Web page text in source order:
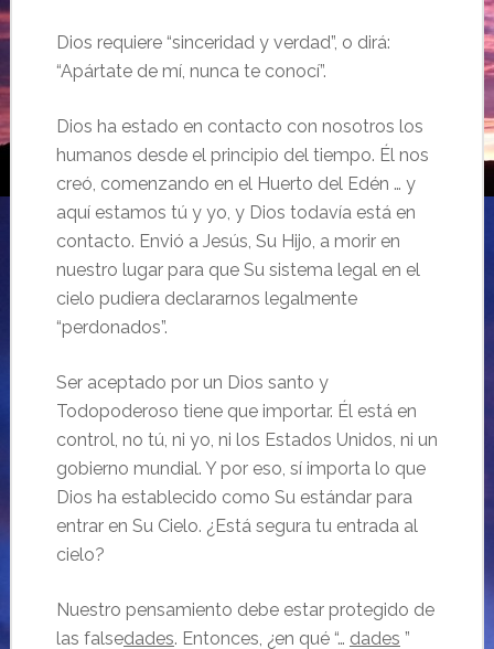
Dios requiere “sinceridad y verdad”, o dirá:
“Apártate de mí, nunca te conocí”.
Dios ha estado en contacto con nosotros los
humanos desde el principio del tiempo. Él nos
creó, comenzando en el Huerto del Edén … y
aquí estamos tú y yo, y Dios todavía está en
contacto. Envió a Jesús, Su Hijo, a morir en
nuestro lugar para que Su sistema legal en el
cielo pudiera declararnos legalmente
“perdonados”.
Ser aceptado por un Dios santo y
Todopoderoso tiene que importar. Él está en
control, no tú, ni yo, ni los Estados Unidos, ni un
gobierno mundial. Y por eso, sí importa lo que
Dios ha establecido como Su estándar para
entrar en Su Cielo. ¿Está segura tu entrada al
cielo?
Nuestro pensamiento debe estar protegido de
las falsedades. Entonces, ¿en qué “… dades ”